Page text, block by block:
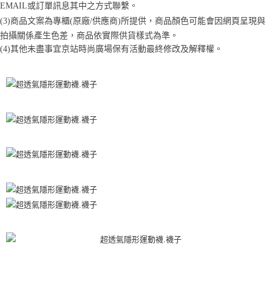
2.透過簡訊連結打開帳單後，可選擇「超商條碼／台灣大直營門市／銀行轉
帳／街口支付／iPASS MONEY」等通路繳費。
【注意事項】
1.本服務係由「台灣大哥大股份有限公司」（以下簡稱本公司）所提供，讓
2.基於同意付款使用「大哥付你分期」之契約關係目的，商店將以您的個人
3.完整用戶服務條款，請詳閱以下連結：
結帳頁面，進行簡訊認證並確認金額後，即可完成結帳。
２．訂單成立數日內，您將收到繳費通知簡訊。
３．收到繳費通知簡訊後14天內，點擊此簡訊中的連結，可透過四大超商／
ATM／網路銀行／等多元方式進行付款，方視為交易完成。
※ 請注意：結帳手續完成當下不需立刻繳費，但若您需要取消訂單，請聯絡
※ 交易是否成功請以「AFTEE先享後付 」之結帳頁面顯示為準，若有關於
易，需依本服務之必要範圍內提供個人資料，並將交易相關給付款項請求債
https://aftee.tw/terms/#terms3
３．未成年的使用者請事先徵得法定代理人或監護人之同意方可使用
「AFTEE先享後付」，若未經同意申辦者引起之損失，本公司不負相關責
時審查核予不同之上限額度；若仍有額度不足之情形，本公司將視審查結果
付款後7-11取貨
每筆NT$70，滿NT$899(含以上)免運費
宅配
京站台北店客服中心(1F星巴克旁) 即日起不提供京站紙袋，取件時
免運費
EMAIL或訂單訊息其中之方式聯繫。
(3)商品文案為專櫃(原廠/供應商)所提供，商品顏色可能會因網頁呈現與
拍攝關係產生色差，商品依實際供貨樣式為準。
(4)其他未盡事宜京站時尚廣場保有活動最終修改及解釋權。